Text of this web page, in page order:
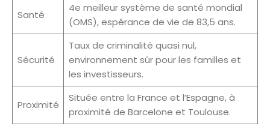
Santé
4e meilleur système de santé mondial
(OMS), espérance de vie de 83,5 ans.
Sécurité
Taux de criminalité quasi nul,
environnement sûr pour les familles et
les investisseurs.
Proximité
Située entre la France et l’Espagne, à
proximité de Barcelone et Toulouse.